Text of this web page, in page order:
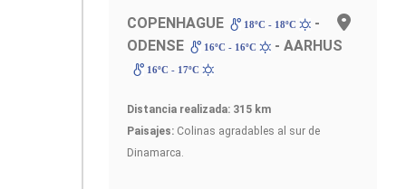
COPENHAGUE 18ºC - 18ºC
-
ODENSE
16ºC - 16ºC - AARHUS
16ºC - 17ºC
Distancia realizada: 315 km
Paisajes: Colinas agradables al sur de
Dinamarca.